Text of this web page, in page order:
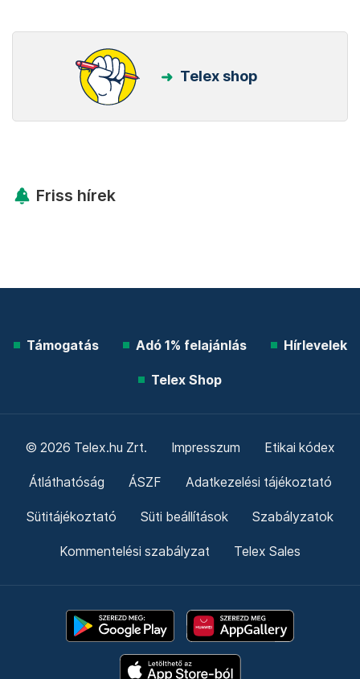
Telex shop
Friss hírek
Támogatás Adó 1% felajánlás Hírlevelek
Telex Shop
© 2026 Telex.hu Zrt. Impresszum Etikai kódex
Átláthatóság ÁSZF Adatkezelési tájékoztató
Sütitájékoztató Süti beállítások Szabályzatok
Kommentelési szabályzat Telex Sales